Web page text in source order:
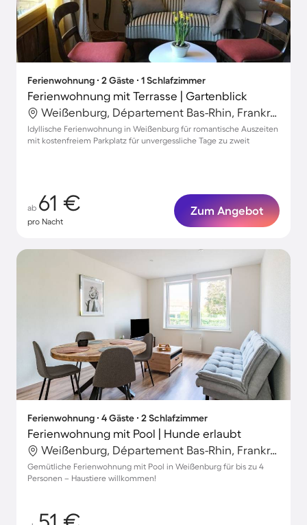
Ferienwohnung ∙ 2 Gäste ∙ 1 Schlafzimmer
Ferienwohnung mit Terrasse | Gartenblick
Weißenburg, Département Bas-Rhin, Frankreich
Idyllische Ferienwohnung in Weißenburg für romantische Auszeiten
mit kostenfreiem Parkplatz für unvergessliche Tage zu zweit
ab 61 €
pro Nacht
Zum Angebot
Ferienwohnung ∙ 4 Gäste ∙ 2 Schlafzimmer
Ferienwohnung mit Pool | Hunde erlaubt
Weißenburg, Département Bas-Rhin, Frankreich
Gemütliche Ferienwohnung mit Pool in Weißenburg für bis zu 4
Personen – Haustiere willkommen!